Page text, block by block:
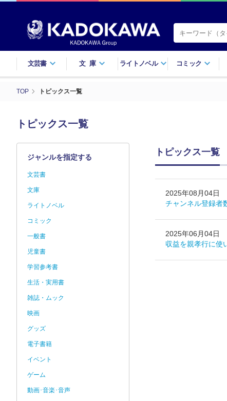
文芸書 文庫 ライトノベル コミック
TOP トピックス一覧
トピックス一覧
トピックス一覧
2025年08月04日
チャンネル登録者
2025年06月04日
収益を親孝行に使
ジャンルを指定する
文芸書
文庫
ライトノベル
コミック
一般書
児童書
学習参考書
生活・実用書
雑誌・ムック
映画
グッズ
電子書籍
イベント
ゲーム
動画･音楽･音声